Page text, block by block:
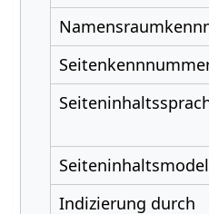
Indizierung durch